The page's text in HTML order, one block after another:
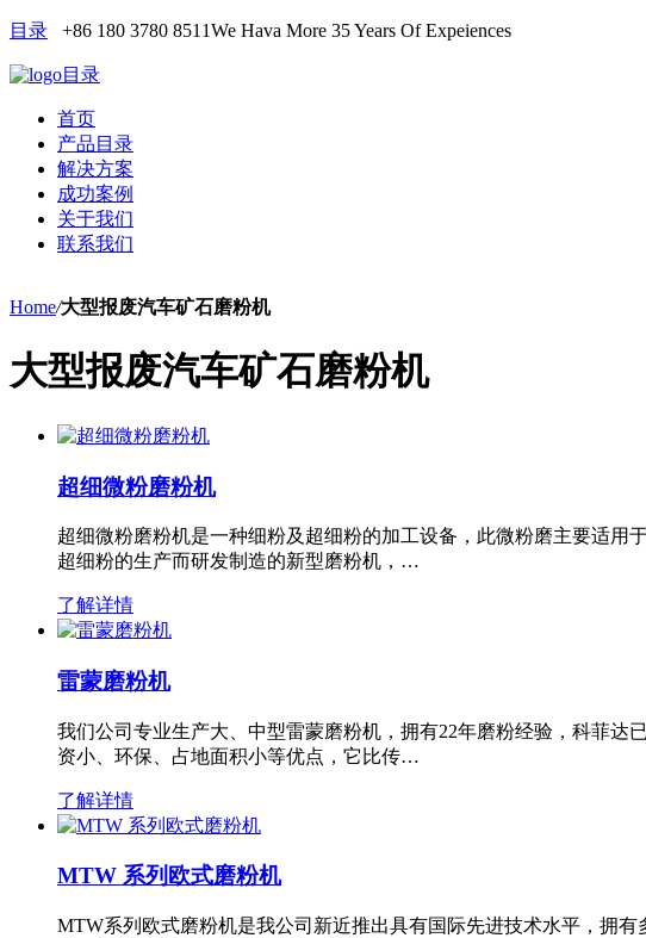
目录 +86 180 3780 8511We Hava More 35 Years Of Expeiences
目录
首页
产品目录
解决方案
成功案例
关于我们
联系我们
Home/大型报废汽车矿石磨粉机
大型报废汽车矿石磨粉机
超细微粉磨粉机
超细微粉磨粉机是一种细粉及超细粉的加工设备，此微粉磨主要适用
超细粉的生产而研发制造的新型磨粉机，…
了解详情
雷蒙磨粉机
我们公司专业生产大、中型雷蒙磨粉机，拥有22年磨粉经验，科菲
资小、环保、占地面积小等优点，它比传…
了解详情
MTW 系列欧式磨粉机
MTW系列欧式磨粉机是我公司新近推出具有国际先进技术水平，拥